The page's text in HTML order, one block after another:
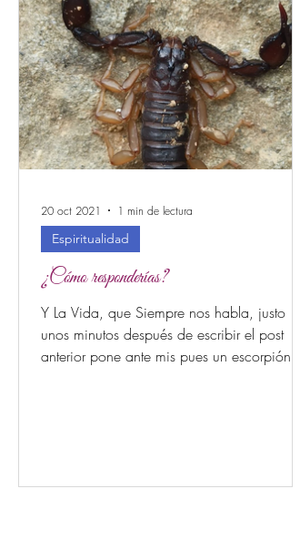
¿Cómo responderías?
Y La Vida, que Siempre nos habla, justo
unos minutos después de escribir el post
anterior pone ante mis pues un escorpión...
Espiritualidad
20 oct 2021 1 min de lectura